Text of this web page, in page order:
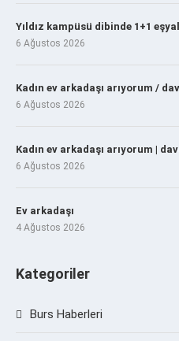
Yıldız kampüsü dibinde 1+1
6 Ağustos 2026
Kadın ev arkadaşı arıyorum /
6 Ağustos 2026
Kadın ev arkadaşı arıyorum |
6 Ağustos 2026
Ev arkadaşı
4 Ağustos 2026
Kategoriler
Burs Haberleri